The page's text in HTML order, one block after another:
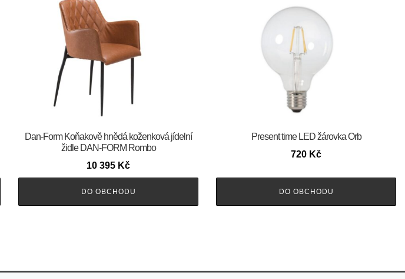
​​​​​Dan-Form Koňakově hnědá koženková jídelní
židle DAN-FORM Rombo
10 395 Kč
DO OBCHODU
Present time LED žárovka Orb
720 Kč
DO OBCHODU